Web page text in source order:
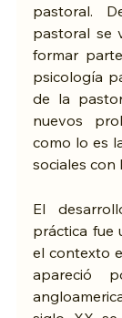
pastoral.
pastoral se
formar
psicología
de la
nuevos
como lo es
sociales con
El
práctica fue
el contexto
apareció